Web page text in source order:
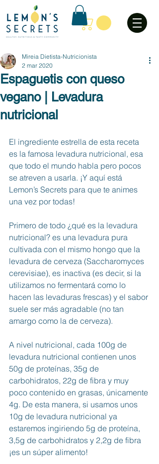
Espaguetis con queso
vegano | Levadura
nutricional
Mireia Dietista-Nutricionista
2 mar 2020
El ingrediente estrella de esta receta
es la famosa levadura nutricional, esa
que todo el mundo habla pero pocos
se atreven a usarla. ¡Y aquí está
Lemon’s Secrets para que te animes
una vez por todas!
Primero de todo ¿qué es la levadura
nutricional? es una levadura pura
cultivada con el mismo hongo que la
levadura de cerveza (Saccharomyces
cerevisiae), es inactiva (es decir, si la
utilizamos no fermentará como lo
hacen las levaduras frescas) y el sabor
suele ser más agradable (no tan
amargo como la de cerveza).
A nivel nutricional, cada 100g de
levadura nutricional contienen unos
50g de proteínas, 35g de
carbohidratos, 22g de fibra y muy
poco contenido en grasas, únicamente
4g. De esta manera, si usamos unos
10g de levadura nutricional ya
estaremos ingiriendo 5g de proteína,
3,5g de carbohidratos y 2,2g de fibra
¡es un súper alimento!